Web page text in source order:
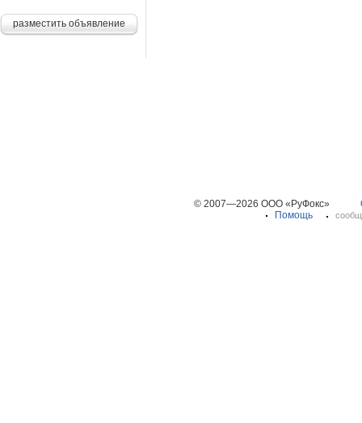
разместить объявление
© 2007—2026 ООО «РуФокс»
Помощь